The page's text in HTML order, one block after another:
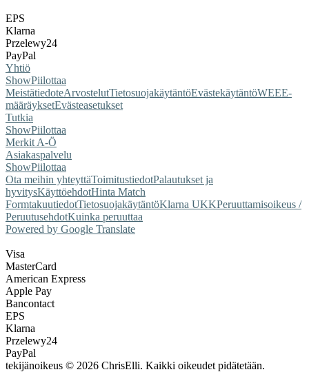
EPS
Klarna
Przelewy24
PayPal
Yhtiö
ShowPiilottaa
MeistätiedoteArvostelutTietosuojakäytäntöEvästekäytäntöWEEE-
määräyksetEvästeasetukset
Tutkia
ShowPiilottaa
Merkit A-Ö
Asiakaspalvelu
ShowPiilottaa
Ota meihin yhteyttäToimitustiedotPalautukset ja
hyvitysKäyttöehdotHinta Match
FormtakuutiedotTietosuojakäytäntöKlarna UKKPeruuttamisoikeus /
PeruutusehdotKuinka peruuttaa
Powered by Google Translate
Visa
MasterCard
American Express
Apple Pay
Bancontact
EPS
Klarna
Przelewy24
PayPal
tekijänoikeus © 2026 ChrisElli. Kaikki oikeudet pidätetään.